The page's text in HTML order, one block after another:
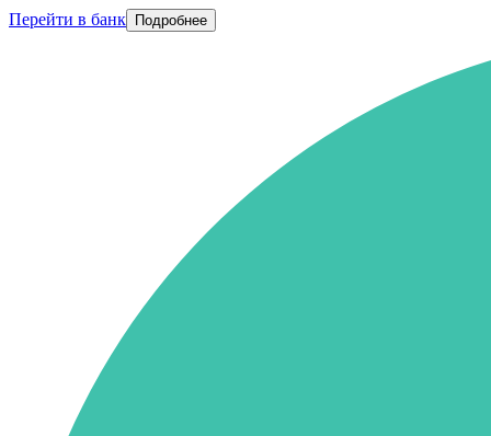
Перейти в банк Подробнее